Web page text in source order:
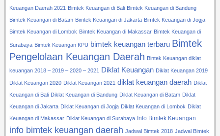
Keuangan Daerah 2021
Bimtek Keuangan di Bali Bimtek Keuangan di Bandung
Bimtek Keuangan di Batam Bimtek Keuangan di Jakarta Bimtek Keuangan di Jogja
Bimtek Keuangan di Lombok Bimtek Keuangan di Makassar Bimtek Keuangan di
Surabaya Bimtek Keuangan KPU bimtek keuangan terbaru Bimtek
Pengelolaan Keuangan Daerah Bintek Keuangan diklat
keuangan 2018 – 2019 – 2020 – 2021 Diklat Keuangan Diklat Keuangan 2019
Diklat Keuangan 2020 Diklat Keuangan 2021 diklat keuangan daerah Diklat
Keuangan di Bali Diklat Keuangan di Bandung Diklat Keuangan di Batam Diklat
Keuangan di Jakarta Diklat Keuangan di Jogja Diklat Keuangan di Lombok Diklat
Keuangan di Makassar Diklat Keuangan di Surabaya Info Bimtek Keuangan
info bimtek keuangan daerah Jadwal Bimtek 2018 Jadwal Bimtek